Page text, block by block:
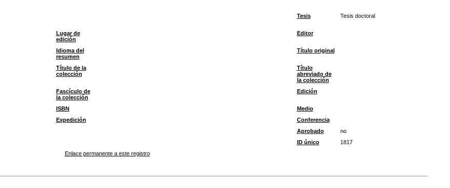
Tesis Tesis doctoral
Lugar de
edición
Editor
Idioma del
resumen
Título original
Título de la
colección
Título
abreviado de
la colección
Fascículo de
la colección
Edición
ISBN
Medio
Expedición
Conferencia
Aprobado
no
ID único
1817
Enlace permanente a este registro